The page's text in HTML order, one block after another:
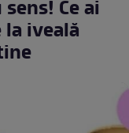
Ce ai
iveală